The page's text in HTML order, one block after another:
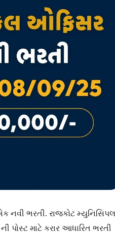
નવી ભરતી. રાજકોટ મ્યુનિસિપલ
ની પોસ્ટ માટે કરાર આધારિત ભરતી